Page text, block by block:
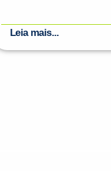
Leia mais...